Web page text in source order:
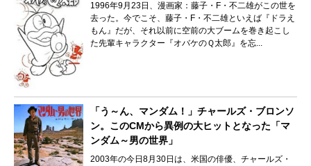
1996年9月23日、漫画家：藤子・F・不二雄がこの世を
去った。今でこそ、藤子・F・不二雄といえば『ドラえ
もん』だが、それ以前に空前の大ブームを巻き起こし
た先輩キャラクター『オバケのＱ太郎』を忘...
「う～ん、マンダム！」チャールズ・ブロンソ
ン。このCMから異例の大ヒットとなった「マ
ンダム～男の世界」
2003年の今日8月30日は、米国の俳優、チャールズ・